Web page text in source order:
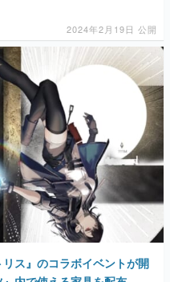
2024年2月19日 公開
リス』のコラボイベントが開